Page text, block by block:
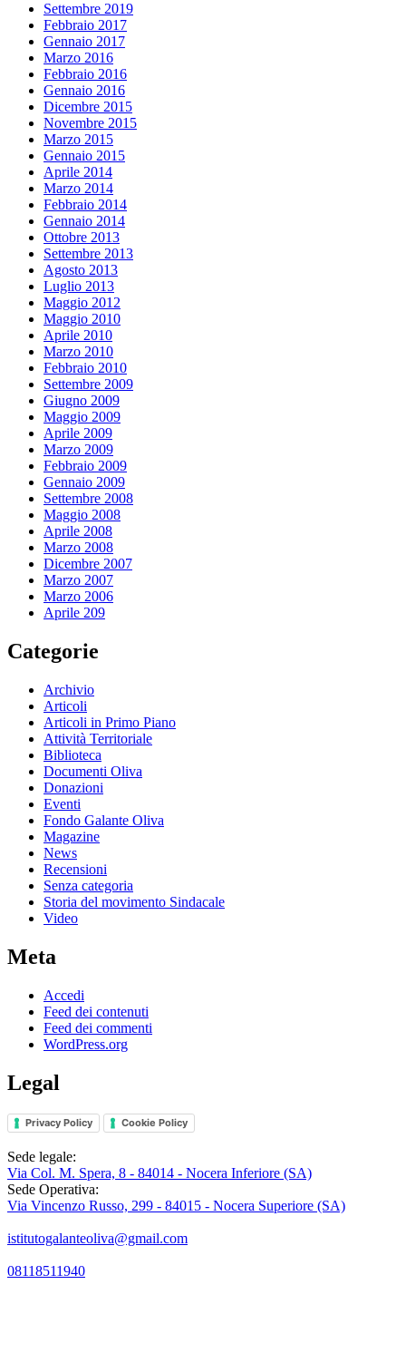
Settembre 2019
Febbraio 2017
Gennaio 2017
Marzo 2016
Febbraio 2016
Gennaio 2016
Dicembre 2015
Novembre 2015
Marzo 2015
Gennaio 2015
Aprile 2014
Marzo 2014
Febbraio 2014
Gennaio 2014
Ottobre 2013
Settembre 2013
Agosto 2013
Luglio 2013
Maggio 2012
Maggio 2010
Aprile 2010
Marzo 2010
Febbraio 2010
Settembre 2009
Giugno 2009
Maggio 2009
Aprile 2009
Marzo 2009
Febbraio 2009
Gennaio 2009
Settembre 2008
Maggio 2008
Aprile 2008
Marzo 2008
Dicembre 2007
Marzo 2007
Marzo 2006
Aprile 209
Categorie
Archivio
Articoli
Articoli in Primo Piano
Attività Territoriale
Biblioteca
Documenti Oliva
Donazioni
Eventi
Fondo Galante Oliva
Magazine
News
Recensioni
Senza categoria
Storia del movimento Sindacale
Video
Meta
Accedi
Feed dei contenuti
Feed dei commenti
WordPress.org
Legal
Privacy Policy Cookie Policy
Sede legale:
Via Col. M. Spera, 8 - 84014 - Nocera Inferiore (SA)
Sede Operativa:
Via Vincenzo Russo, 299 - 84015 - Nocera Superiore (SA)
istitutogalanteoliva@gmail.com
08118511940